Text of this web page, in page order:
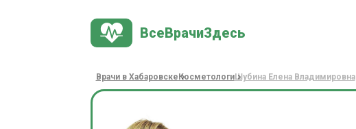
ВсеВрачиЗдесь
Врачи в Хабаровске КосметологиШубина Елена Владимировна